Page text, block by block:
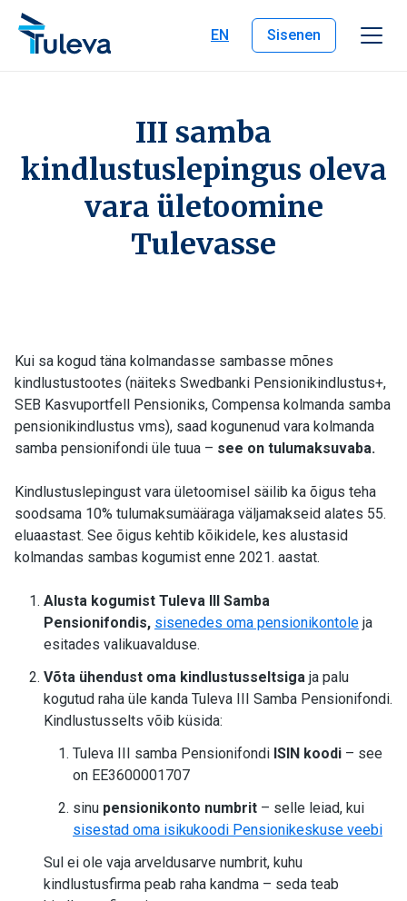
Liigu edasi sisu juurde
EN
Sisenen
III samba
kindlustuslepingus oleva
vara ületoomine
Tulevasse
Kui sa kogud täna kolmandasse sambasse mõnes
kindlustustootes (näiteks Swedbanki Pensionikindlustus+,
SEB Kasvuportfell Pensioniks, Compensa kolmanda samba
pensionikindlustus vms), saad kogunenud vara kolmanda
samba pensionifondi üle tuua – see on tulumaksuvaba.
Kindlustuslepingust vara ületoomisel säilib ka õigus teha
soodsama 10% tulumaksumääraga väljamakseid alates 55.
eluaastast. See õigus kehtib kõikidele, kes alustasid
kolmandas sambas kogumist enne 2021. aastat.
Alusta kogumist Tuleva III Samba
Pensionifondis, sisenedes oma pensionikontole ja
esitades valikuavalduse.
Võta ühendust oma kindlustusseltsiga ja palu
kogutud raha üle kanda Tuleva III Samba Pensionifondi.
Kindlustusselts võib küsida:
Tuleva III samba Pensionifondi ISIN koodi – see
on EE3600001707
sinu pensionikonto numbrit – selle leiad, kui
sisestad oma isikukoodi Pensionikeskuse veebi
Sul ei ole vaja arveldusarve numbrit, kuhu
kindlustusfirma peab raha kandma – seda teab